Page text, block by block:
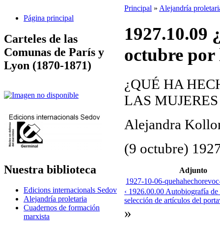
Página principal
Carteles de las
Comunas de París y
Lyon (1870-1871)
Nuestra biblioteca
Edicions internacionals Sedov
Alejandría proletaria
Cuadernos de formación
marxista
Principal » Alejandría
1927.10.09
octubre por
¿QUÉ HA
LAS
Alejandra
(9 octubre)
Adjunto
1927-10-06-
‹ 1926.00.00 Autobiografía
selección de artículos del
»